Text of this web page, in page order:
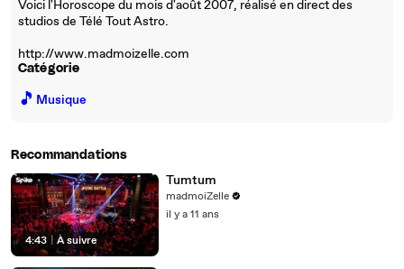
Voici l'Horoscope du mois d'août 2007, réalisé en direct des
studios de Télé Tout Astro.
http://www.madmoizelle.com
Catégorie
🎵 Musique
Recommandations
4:43 | À suivre
Tumtum
madmoiZelle
il y a 11 ans